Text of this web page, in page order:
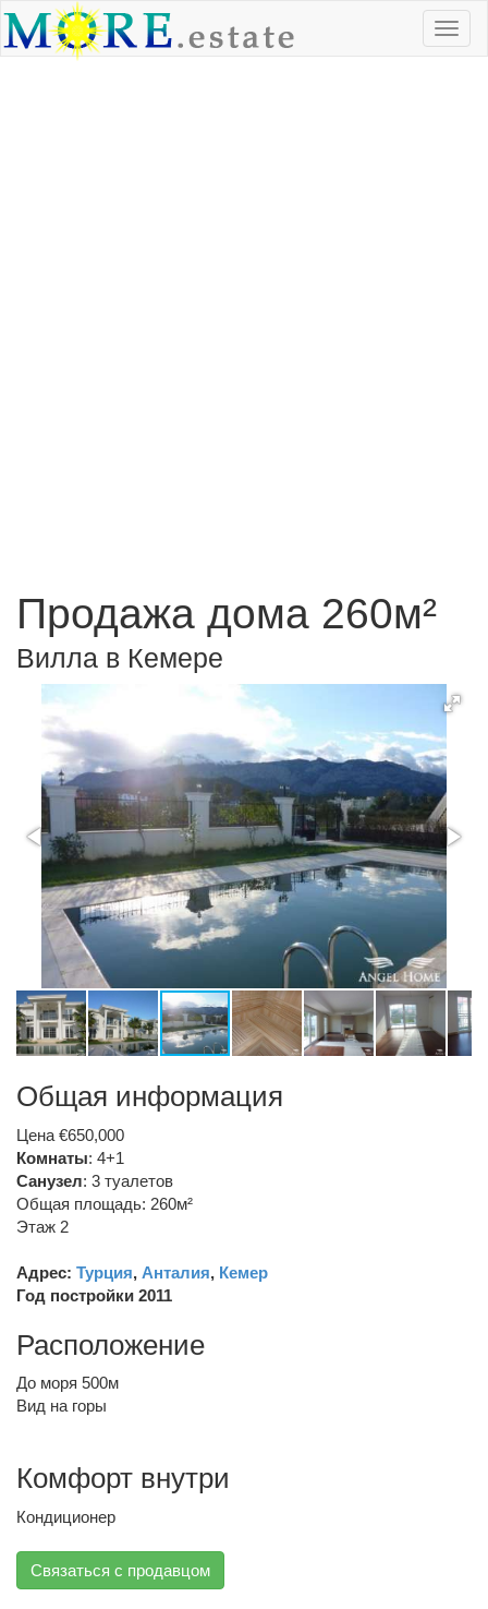
Продажа дома 260м²
Вилла в Кемере
Общая информация
Цена €650,000
Комнаты: 4+1
Санузел: 3 туалетов
Общая площадь: 260м²
Этаж 2
Адрес: Турция, Анталия, Кемер
Год постройки 2011
Расположение
До моря 500м
Вид на горы
Комфорт внутри
Кондиционер
Связаться с продавцом